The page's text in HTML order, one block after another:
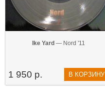
Ike Yard — Nord '11
1 950 р. В КОРЗИНУ